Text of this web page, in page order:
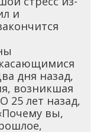
и
дня назад,
возникшая
25 лет назад,
вы,